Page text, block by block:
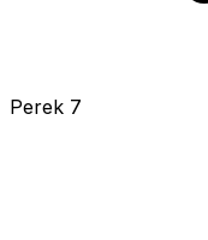
Perek 7